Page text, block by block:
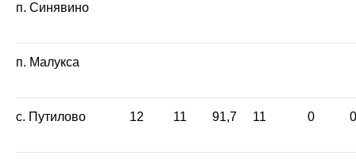
п. Синявино
п. Малукса
с. Путилово 12 11 91,7 11 0